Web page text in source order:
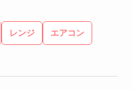
レンジ エアコン